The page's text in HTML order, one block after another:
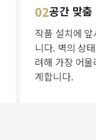
02공간 맞
작품 설치에
니다. 벽의 상
려해 가장 어
계합니다.